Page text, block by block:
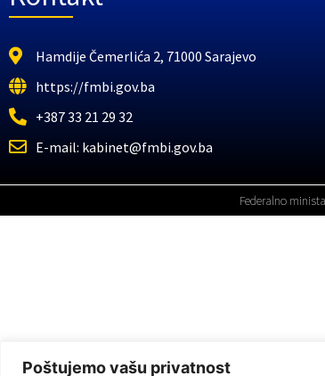
Poštujemo vašu privatnost
Hamdije Čemerlića 2, 71000 Sarajevo
https://fmbi.gov.ba
+387 33 21 29 32
E-mail: kabinet@fmbi.gov.ba
Federalno